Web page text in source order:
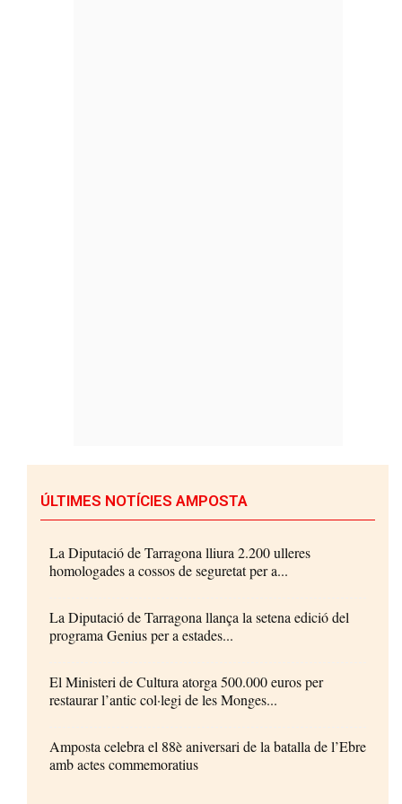
ÚLTIMES NOTÍCIES AMPOSTA
La Diputació de Tarragona lliura 2.200 ulleres
homologades a cossos de seguretat per a...
La Diputació de Tarragona llança la setena edició del
programa Genius per a estades...
El Ministeri de Cultura atorga 500.000 euros per
restaurar l’antic col·legi de les Monges...
Amposta celebra el 88è aniversari de la batalla de l’Ebre
amb actes commemoratius